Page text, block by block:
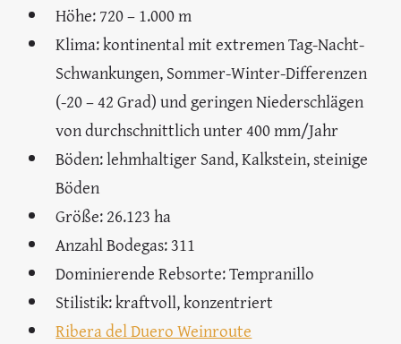
Höhe: 720 – 1.000 m
Klima: kontinental mit extremen Tag-Nacht-
Schwankungen, Sommer-Winter-Differenzen
(-20 – 42 Grad) und geringen Niederschlägen
von durchschnittlich unter 400 mm/Jahr
Böden: lehmhaltiger Sand, Kalkstein, steinige
Böden
Größe: 26.123 ha
Anzahl Bodegas: 311
Dominierende Rebsorte: Tempranillo
Stilistik: kraftvoll, konzentriert
Ribera del Duero Weinroute